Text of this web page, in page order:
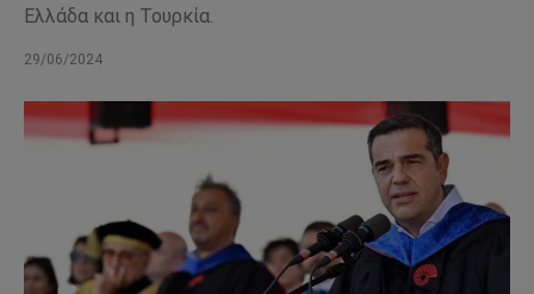
Ελλάδα και η Τουρκία.
29/06/2024